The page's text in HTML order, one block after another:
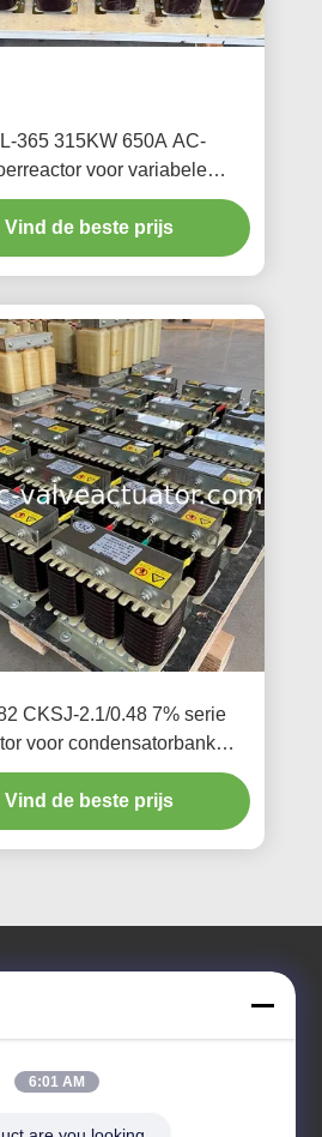
365 315KW 650A AC-
voor variabele
frequentiedruk (VFD)
Vind de beste prijs
CKSJ-2.1/0.48 7% serie
voor condensatorbank
krachtfactorcorrectie
Vind de beste prijs
6:01 AM